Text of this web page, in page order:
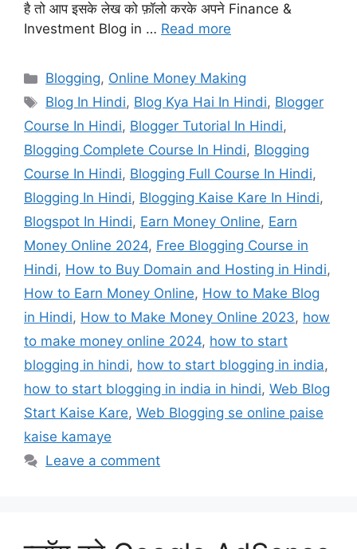
है तो आप इसके लेख को फ़ॉलो करके अपने Finance &
Investment Blog in … Read more
Categories
Blogging, Online Money Making
Tags
Blog In Hindi, Blog Kya Hai In Hindi, Blogger
Course In Hindi, Blogger Tutorial In Hindi,
Blogging Complete Course In Hindi, Blogging
Course In Hindi, Blogging Full Course In Hindi,
Blogging In Hindi, Blogging Kaise Kare In Hindi,
Blogspot In Hindi, Earn Money Online, Earn
Money Online 2024, Free Blogging Course in
Hindi, How to Buy Domain and Hosting in Hindi,
How to Earn Money Online, How to Make Blog
in Hindi, How to Make Money Online 2023, how
to make money online 2024, how to start
blogging in hindi, how to start blogging in india,
how to start blogging in india in hindi, Web Blog
Start Kaise Kare, Web Blogging se online paise
kaise kamaye
Leave a comment